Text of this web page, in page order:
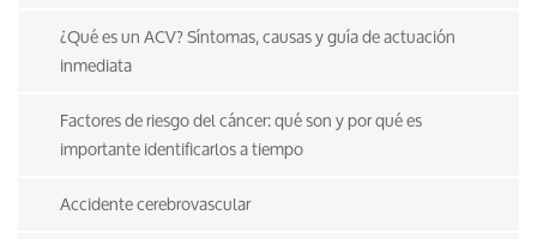
¿Qué es un ACV? Síntomas, causas y guía de actuación
inmediata
Factores de riesgo del cáncer: qué son y por qué es
importante identificarlos a tiempo
Accidente cerebrovascular